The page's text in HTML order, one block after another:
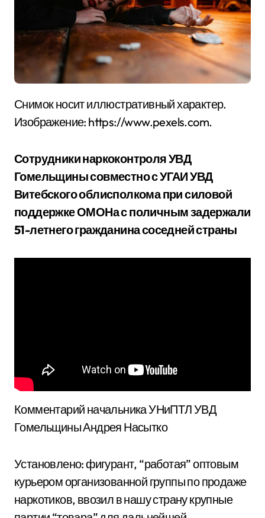
Снимок носит иллюстративный характер.
Изображение: https://www.pexels.com.
Сотрудники наркоконтроля УВД
Гомельщины совместно с УГАИ УВД
Витебского облисполкома при силовой
поддержке ОМОНа с поличным задержали
51-летнего гражданина соседней страны
Комментарий начальника УНиПТЛ УВД
Гомельщины Андрея Насытко
Установлено: фигурант, “работая” оптовым
курьером организованной группы по продаже
наркотиков, ввозил в нашу страну крупные